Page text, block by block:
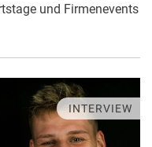
und Firmenevents
INTERVIEW